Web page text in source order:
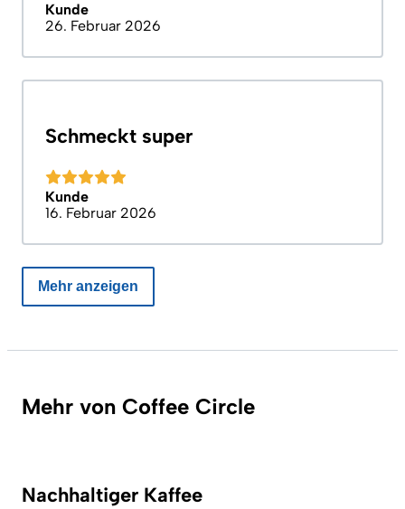
Kunde
26. Februar 2026
Schmeckt super
Kunde
16. Februar 2026
Mehr anzeigen
Mehr von Coffee Circle
Nachhaltiger Kaffee